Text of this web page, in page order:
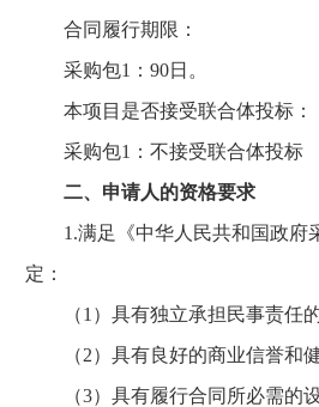
合同履行期限：
采购包1：90日。
本项目是否接受联合体投标：
采购包1：不接受联合体投标
二、申请人的资格要求
1.满足《中华人民共和国政府
定：
（1）具有独立承担民事责任的
（2）具有良好的商业信誉和健
（3）具有履行合同所必需的设